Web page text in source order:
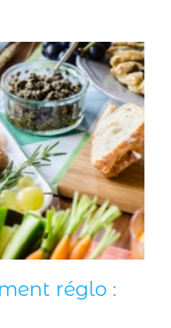
réglo :